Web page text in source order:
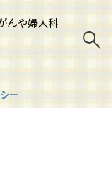
んや婦人科
ー